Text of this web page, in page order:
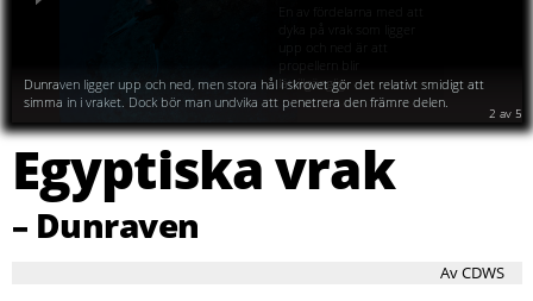
En av fördelarna med att
dyka på vrak som ligger
upp och ned är att
propellern blir
lättillgänglig.
2 av 5
Egyptiska vrak
– Dunraven
Av CDWS